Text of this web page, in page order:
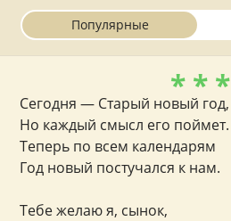
Популярные
* * *
Сегодня — Старый новый год,
Но каждый смысл его поймет.
Теперь по всем календарям
Год новый постучался к нам.
Тебе желаю я, сынок,